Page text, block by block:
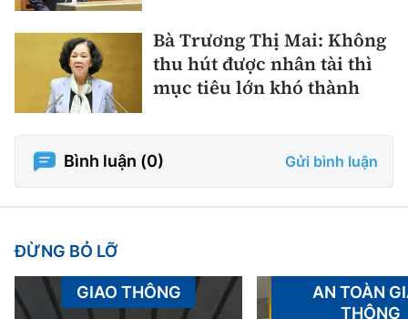
Bà Trương Thị Mai: Không
thu hút được nhân tài thì
mục tiêu lớn khó thành
Bình luận (0) Gửi bình luận
ĐỪNG BỎ LỠ
GIAO THÔNG
AN TOÀN
THÔNG